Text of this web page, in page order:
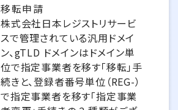
移転申請
株式会社日本レジストリサービ
スで管理されている汎用ドメイ
ン、gTLD ドメインはドメイン単
位で指定事業者を移す「移転」手
続きと、登録者番号単位（REG-）
で指定事業者を移す「指定事業